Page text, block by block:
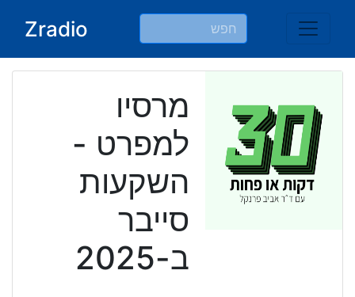
Zradio
מרסיו
למפרט -
השקעות
סייבר
ב-2025